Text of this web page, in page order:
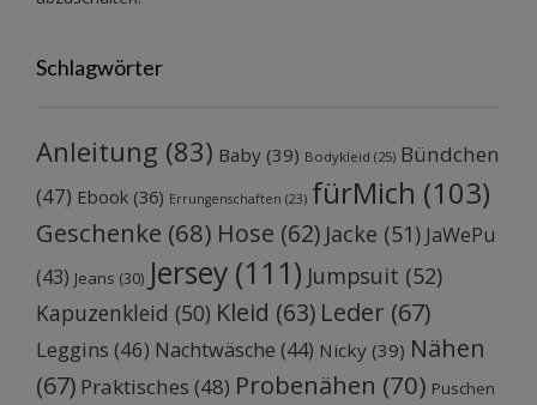
Schlagwörter
Anleitung (83) Baby (39) Bodykleid (25) Bündchen
(47) Ebook (36) Errungenschaften (23) fürMich (103)
Geschenke (68) Hose (62) Jacke (51) JaWePu
(43) Jeans (30) Jersey (111) Jumpsuit (52)
Kapuzenkleid (50) Kleid (63) Leder (67)
Leggins (46) Nachtwäsche (44) Nicky (39) Nähen
(67) Praktisches (48) Probenähen (70) Puschen